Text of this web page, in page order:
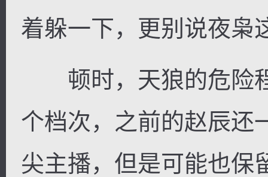
着躲一下，更别说夜枭
顿时，天狼的危险
个档次，之前的赵辰还
尖主播，但是可能也保